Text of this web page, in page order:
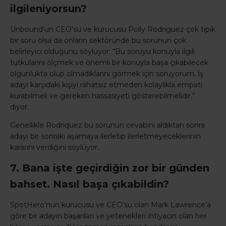
ilgileniyorsun?
Unbound’un CEO’su ve kurucusu Polly Rodriguez çok tipik
bir soru olsa da onların sektöründe bu sorunun çok
belirleyici olduğunu söylüyor. “Bu soruyu konuyla ilgili
tutkularını ölçmek ve önemli bir konuyla başa çıkabilecek
olgunlukta olup olmadıklarını görmek için soruyorum. İş
adayı karşıdaki kişiyi rahatsız etmeden kolaylıkla empati
kurabilmeli ve gereken hassasiyeti gösterebilmelidir.”
diyor.
Genellikle Rodriquez bu sorunun cevabını aldıktan sonra
adayı bir sonraki aşamaya ilerletip ilerletmeyeceklerinin
kararını verdiğini söylüyor.
7. Bana işte geçirdiğin zor bir günden
bahset. Nasıl başa çıkabildin?
SpotHero’nun kurucusu ve CEO’su olan Mark Lawrence’a
göre bir adayın başarıları ve yetenekleri ihtiyacın olan her